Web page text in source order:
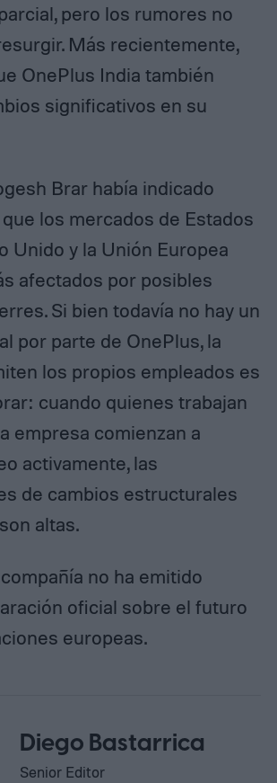
pero los rumores no
Más recientemente,
OnePlus India también
significativos en su
Brar había indicado
los mercados de Estados
Unido y la Unión Europea
afectados por posibles
Si bien todavía no hay un
por parte de OnePlus, la
los propios empleados es
cuando quienes trabajan
empresa comienzan a
activamente, las
de cambios estructurales
altas.
no ha emitido
oficial sobre el futuro
europeas.
Diego Bastarrica
Senior Editor